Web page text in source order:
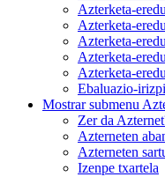
Azterketa-
Azterketa-
Azterketa-
Azterketa-
Azterketa-
Ebaluazio-
Mostrar submenu
Zer da
Azterneten
Azterneten
Izenpe txartela